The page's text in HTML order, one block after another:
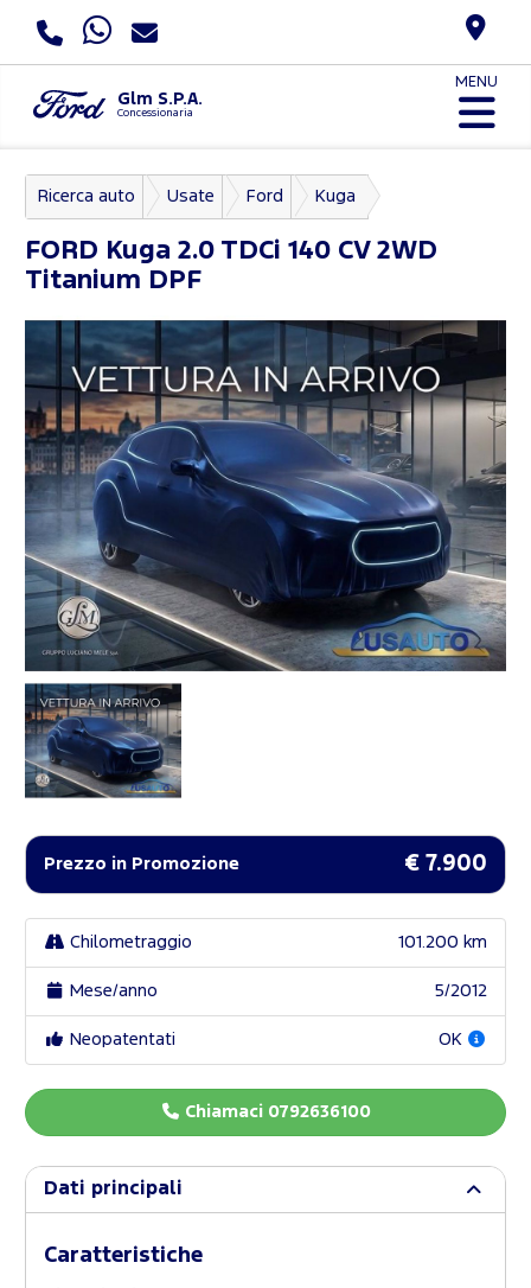
Glm S.P.A.
Concessionaria
MENU
Ricerca auto Usate Ford Kuga
FORD Kuga 2.0 TDCi 140 CV 2WD
Titanium DPF
Prezzo in Promozione € 7.900
Chilometraggio 101.200 km
Mese/anno 5/2012
Neopatentati OK
Chiamaci 0792636100
Dati principali
Caratteristiche